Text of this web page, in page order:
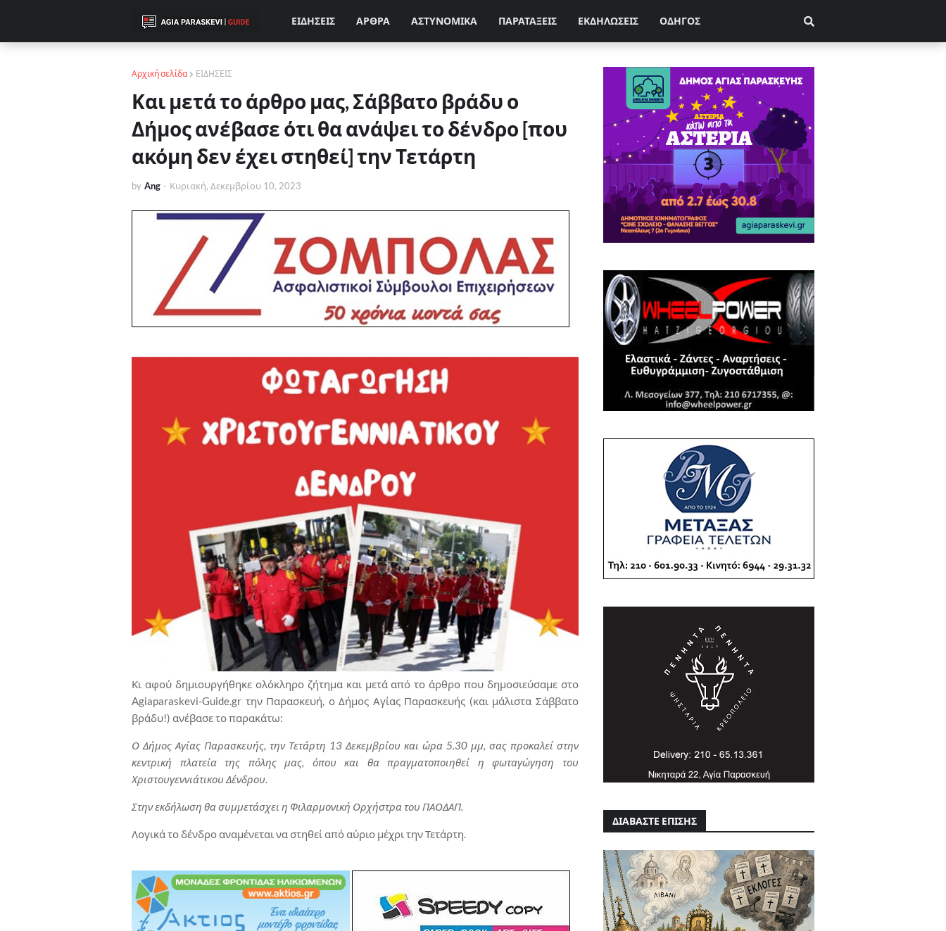
ΕΙΔΗΣΕΙΣ ΑΡΘΡΑ ΑΣΤΥΝΟΜΙΚΑ ΠΑΡΑΤΑΞΕΙΣ ΕΚΔΗΛΩΣΕΙΣ ΟΔΗΓΟΣ
Αρχική σελίδα ΕΙΔΗΣΕΙΣ
Και μετά το άρθρο μας, Σάββατο βράδυ ο
Δήμος ανέβασε ότι θα ανάψει το δένδρο [που
ακόμη δεν έχει στηθεί] την Τετάρτη
by Ang - Κυριακή, Δεκεμβρίου 10, 2023
Κι αφού δημιουργήθηκε ολόκληρο ζήτημα και μετά από το άρθρο που δημοσιεύσαμε στο
Agiaparaskevi-Guide.gr την Παρασκευή, ο Δήμος Αγίας Παρασκευής (και μάλιστα Σάββατο
βράδυ!) ανέβασε το παρακάτω:
Ο Δήμος Αγίας Παρασκευής, την Τετάρτη 13 Δεκεμβρίου και ώρα 5.30 μμ, σας προκαλεί στην
κεντρική πλατεία της πόλης μας, όπου και θα πραγματοποιηθεί η φωταγώγηση του
Χριστουγεννιάτικου Δένδρου.
Στην εκδήλωση θα συμμετάσχει η Φιλαρμονική Ορχήστρα του ΠΑΟΔΑΠ.
Λογικά το δένδρο αναμένεται να στηθεί από αύριο μέχρι την Τετάρτη.
ΔΙΑΒΑΣΤΕ ΕΠΙΣΗΣ